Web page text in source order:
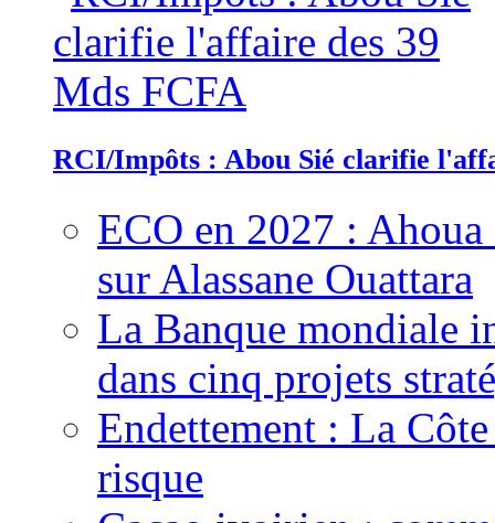
RCI/Impôts : Abou Sié clarifie
ECO en 2027 :
sur Alassane Ouattara
La Banque mondiale
dans cinq projets
Endettement : La
risque